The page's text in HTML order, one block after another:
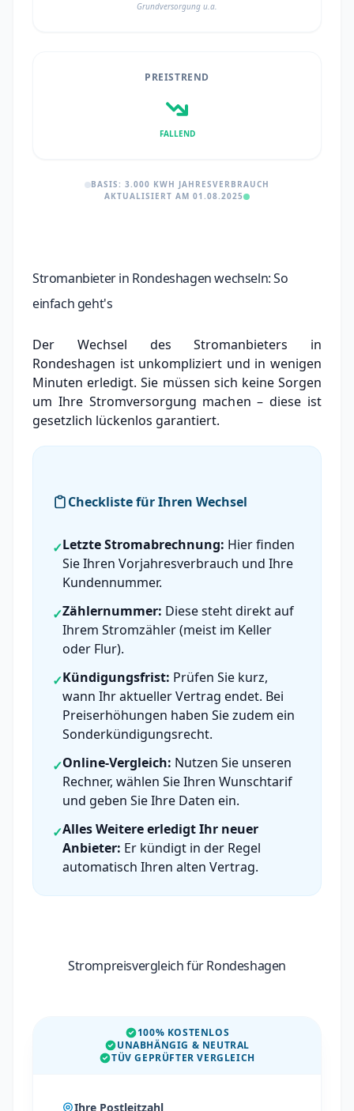
Grundversorgung u.a.
PREISTREND
FALLEND
BASIS: 3.000 KWH JAHRESVERBRAUCH
AKTUALISIERT AM 01.08.2025
Stromanbieter in Rondeshagen wechseln: So
einfach geht's
Der Wechsel des Stromanbieters in
Rondeshagen ist unkompliziert und in wenigen
Minuten erledigt. Sie müssen sich keine Sorgen
um Ihre Stromversorgung machen – diese ist
gesetzlich lückenlos garantiert.
Checkliste für Ihren Wechsel
✓Letzte Stromabrechnung: Hier finden
Sie Ihren Vorjahresverbrauch und Ihre
Kundennummer.
✓Zählernummer: Diese steht direkt auf
Ihrem Stromzähler (meist im Keller
oder Flur).
✓Kündigungsfrist: Prüfen Sie kurz,
wann Ihr aktueller Vertrag endet. Bei
Preiserhöhungen haben Sie zudem ein
Sonderkündigungsrecht.
✓Online-Vergleich: Nutzen Sie unseren
Rechner, wählen Sie Ihren Wunschtarif
und geben Sie Ihre Daten ein.
✓Alles Weitere erledigt Ihr neuer
Anbieter: Er kündigt in der Regel
automatisch Ihren alten Vertrag.
Strompreisvergleich für Rondeshagen
100% KOSTENLOS
UNABHÄNGIG & NEUTRAL
TÜV GEPRÜFTER VERGLEICH
Ihre Postleitzahl